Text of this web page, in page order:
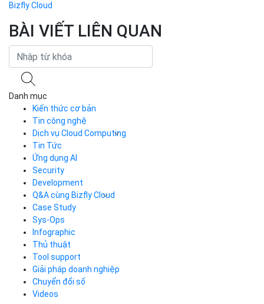
Bizfly Cloud
BÀI VIẾT LIÊN QUAN
Danh mục
Kiến thức cơ bản
Tin công nghệ
Dịch vụ Cloud Computing
Cloud Server
CDN
Load Balancer
Auto Scaling
Container Registry
Kubernetes
Cloud Database
Call Center
Business Email
Simple Storage
VOD
VPN
Traffic Manager
Cloud VPS
Tin Tức
Ứng dụng AI
Security
Development
Q&A cùng Bizfly Cloud
Q&A về Bizfly Cloud Server
Thao tác kết nối tới server
Videos
Q&A về Bizfly Business Email
Videos
Case Study
Sys-Ops
Infographic
Thủ thuật
Tool support
Giải pháp doanh nghiệp
Chuyển đổi số
Videos